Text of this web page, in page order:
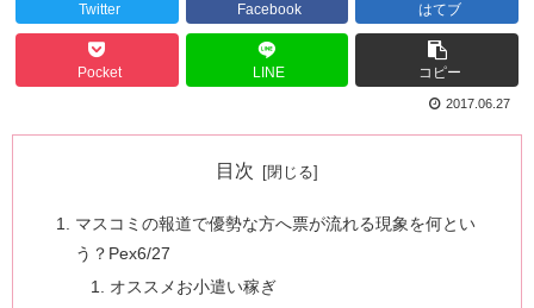
Twitter Facebook はてブ
Pocket LINE コピー
2017.06.27
目次
マスコミの報道で優勢な方へ票が流れる現象を何とい
う？Pex6/27
オススメお小遣い稼ぎ